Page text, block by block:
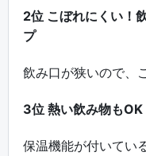
2位 こぼれにくい！
プ
飲み口が狭いので、
3位 熱い飲み物も
保温機能が付いてい